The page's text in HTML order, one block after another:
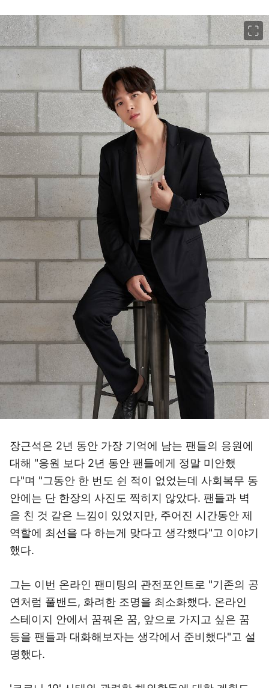
장근석은 2년 동안 가장 기억에 남는 팬들의 응원에
대해 "응원 보다 2년 동안 팬들에게 정말 미안했
다"며 "그동안 한 번도 쉰 적이 없었는데 사회복무 동
안에는 단 한장의 사진도 찍히지 않았다. 팬들과 벽
을 친 것 같은 느낌이 있었지만, 주어진 시간동안 제
역할에 최선을 다 하는게 맞다고 생각했다"고 이야기
했다.
그는 이번 온라인 팬미팅의 관전포인트로 "기존의 공
연처럼 풀밴드, 화려한 조명을 최소화했다. 온라인
스테이지 안에서 꿈꿔온 꿈, 앞으로 가지고 싶은 꿈
등을 팬들과 대화해보자는 생각에서 준비했다"고 설
명했다.